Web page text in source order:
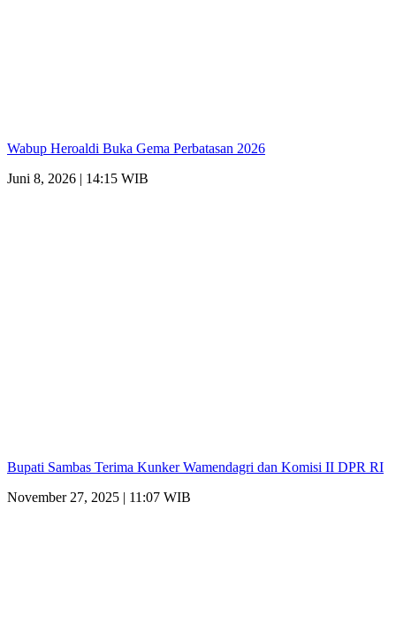
Wabup Heroaldi Buka Gema Perbatasan 2026
Juni 8, 2026 | 14:15 WIB
Bupati Sambas Terima Kunker Wamendagri dan Komisi II DPR RI
November 27, 2025 | 11:07 WIB